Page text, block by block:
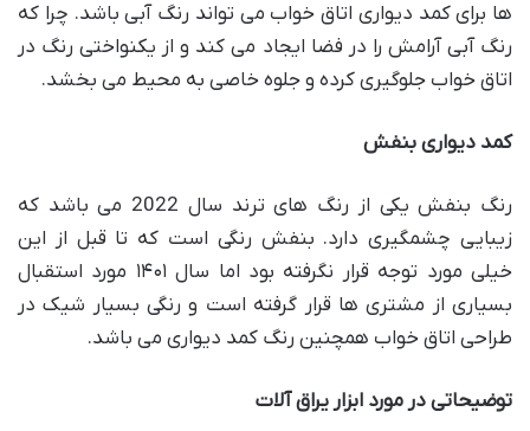
ها برای کمد دیواری اتاق خواب می تواند رنگ آبی باشد. چرا که
رنگ آبی آرامش را در فضا ایجاد می کند و از یکنواختی رنگ در
اتاق خواب جلوگیری کرده و جلوه خاصی به محیط می بخشد.
کمد دیواری بنفش
رنگ بنفش یکی از رنگ های ترند سال 2022 می باشد که
زیبایی چشمگیری دارد. بنفش رنگی است که تا قبل از این
خیلی مورد توجه قرار نگرفته بود اما سال ۱۴۰۱ مورد استقبال
بسیاری از مشتری ها قرار گرفته است و رنگی بسیار شیک در
طراحی اتاق خواب همچنین رنگ کمد دیواری می باشد.
توضیحاتی در مورد ابزار یراق آلات